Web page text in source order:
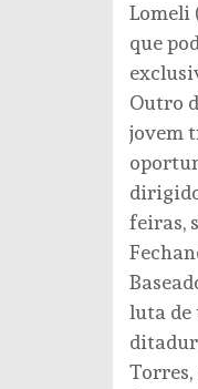
Lomeli
que
Outro
jovem
feiras,
luta de
Torres,